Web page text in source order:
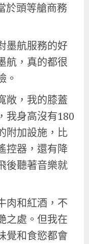
於頭等艙商務
墨航服務的好
航，真的都很
。
敞，我的膝蓋
我身高沒有180
附加設施，比
控器，還有降
後聽著音樂就
肉和紅酒，不
之處。但我在
覺和食慾都會